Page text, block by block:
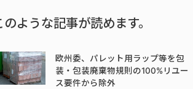
ような記事が読めます。
欧州委、パレット用ラップ等を包
装・包装廃棄物規則の100%リユー
ス要件から除外